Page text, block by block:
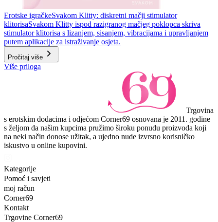
Erotske igračkeSvakom Klitty: diskretni mačji stimulator
klitorisaSvakom Klitty ispod razigranog mačjeg poklopca skriva
stimulator klitorisa s lizanjem, sisanjem, vibracijama i upravljanjem
putem aplikacije za istraživanje osjeta.
Pročitaj više
Više priloga
Trgovina
s erotskim dodacima i odjećom Corner69 osnovana je 2011. godine
s željom da našim kupcima pružimo široku ponudu proizvoda koji
na neki način donose užitak, a ujedno nude izvrsno korisničko
iskustvo u online kupovini.
Kategorije
Pomoć i savjeti
moj račun
Corner69
Kontakt
Trgovine Corner69